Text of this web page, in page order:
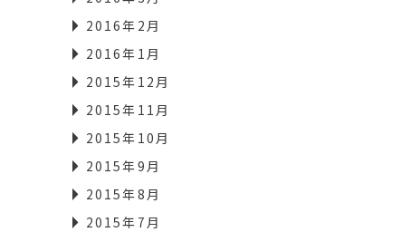
2016年2月
2016年1月
2015年12月
2015年11月
2015年10月
2015年9月
2015年8月
2015年7月